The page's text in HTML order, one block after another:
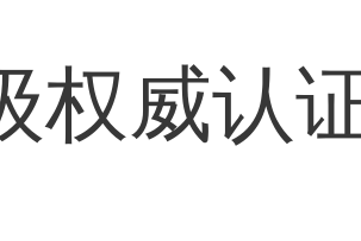
权威认